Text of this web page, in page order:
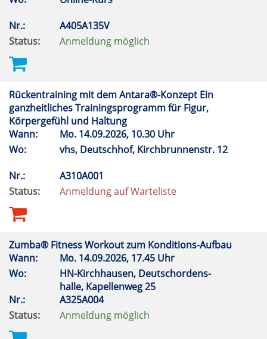
Nr.:
A405A135V
Status:
Anmeldung möglich
Rückentraining mit dem Antara®-Konzept Ein
ganzheitliches Trainingsprogramm für Figur,
Körpergefühl und Haltung
Wann:
Mo. 14.09.2026, 10.30 Uhr
Wo:
vhs, Deutschhof, Kirchbrunnenstr. 12
Nr.:
A310A001
Status:
Anmeldung auf Warteliste
Zumba® Fitness Workout zum Konditions-Aufbau
Wann:
Mo. 14.09.2026, 17.45 Uhr
Wo:
HN-Kirchhausen, Deutschordens-
halle, Kapellenweg 25
Nr.:
A325A004
Status:
Anmeldung möglich